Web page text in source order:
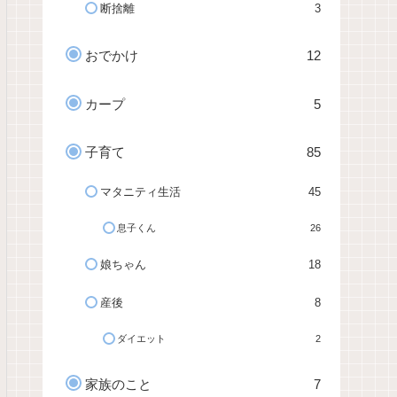
断捨離 3
おでかけ 12
カープ 5
子育て 85
マタニティ生活 45
息子くん 26
娘ちゃん 18
産後 8
ダイエット 2
家族のこと 7